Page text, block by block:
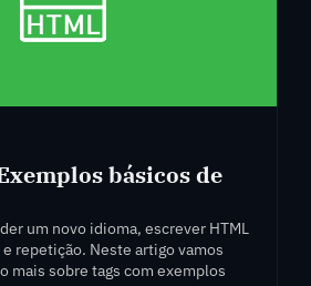
básicos de
um novo idioma, escrever HTML
repetição. Neste artigo vamos
mais sobre tags com exemplos